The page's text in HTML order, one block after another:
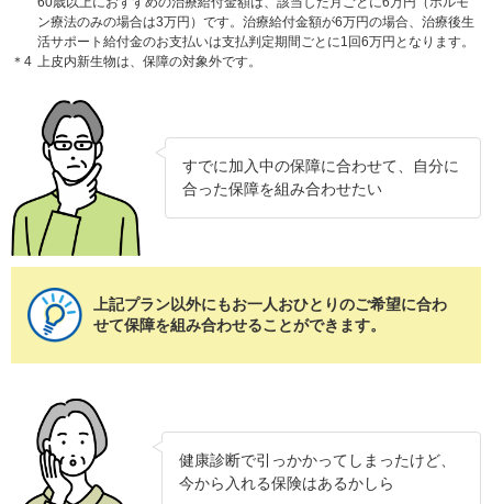
ン療法のみの場合は3万円）です。治療給付金額が6万円の場合、治療後生
活サポート給付金のお支払いは支払判定期間ごとに1回6万円となります。
＊4 上皮内新生物は、保障の対象外です。
すでに加入中の保障に合わせて、自分に
合った保障を組み合わせたい
上記プラン以外にもお一人おひとりのご希望に合わ
せて保障を組み合わせることができます。
健康診断で引っかかってしまったけど、
今から入れる保険はあるかしら